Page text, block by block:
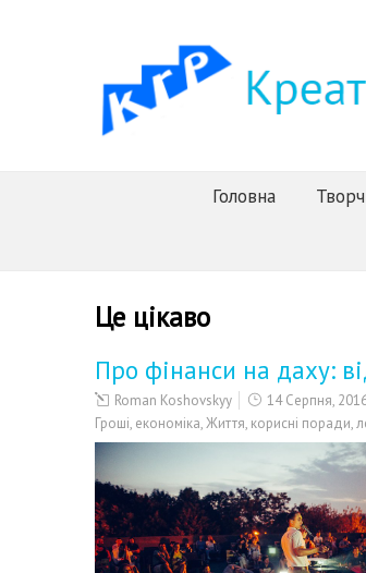
Головна
Це цікаво
Про фінанси на даху:
Roman Koshovskyy 14 Серпня,
Гроші, економіка,Життя, корисні поради,